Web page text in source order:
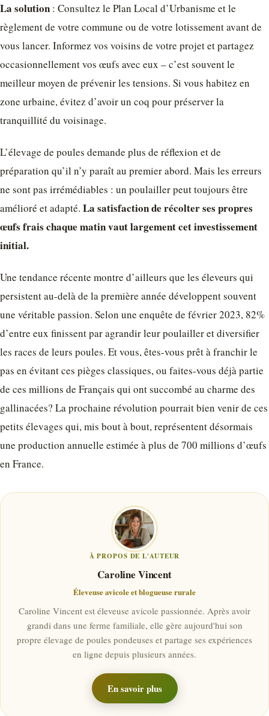
La solution : Consultez le Plan Local d’Urbanisme et le
règlement de votre commune ou de votre lotissement avant de
vous lancer. Informez vos voisins de votre projet et partagez
occasionnellement vos œufs avec eux – c’est souvent le
meilleur moyen de prévenir les tensions. Si vous habitez en
zone urbaine, évitez d’avoir un coq pour préserver la
tranquillité du voisinage.
L’élevage de poules demande plus de réflexion et de
préparation qu’il n’y paraît au premier abord. Mais les erreurs
ne sont pas irrémédiables : un poulailler peut toujours être
amélioré et adapté. La satisfaction de récolter ses propres
œufs frais chaque matin vaut largement cet investissement
initial.
Une tendance récente montre d’ailleurs que les éleveurs qui
persistent au-delà de la première année développent souvent
une véritable passion. Selon une enquête de février 2023, 82%
d’entre eux finissent par agrandir leur poulailler et diversifier
les races de leurs poules. Et vous, êtes-vous prêt à franchir le
pas en évitant ces pièges classiques, ou faites-vous déjà partie
de ces millions de Français qui ont succombé au charme des
gallinacées? La prochaine révolution pourrait bien venir de ces
petits élevages qui, mis bout à bout, représentent désormais
une production annuelle estimée à plus de 700 millions d’œufs
en France.
À PROPOS DE L'AUTEUR
Caroline Vincent
Éleveuse avicole et blogueuse rurale
Caroline Vincent est éleveuse avicole passionnée. Après avoir
grandi dans une ferme familiale, elle gère aujourd'hui son
propre élevage de poules pondeuses et partage ses expériences
en ligne depuis plusieurs années.
En savoir plus